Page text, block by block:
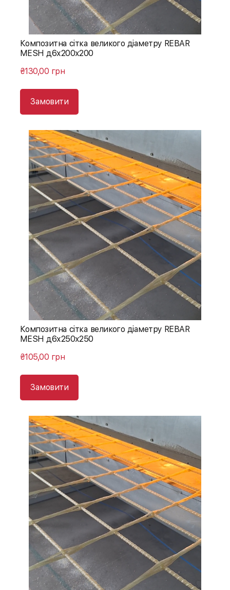
Композитна сітка великого діаметру REBAR
MESH д6х200х200
₴130,00 грн
Замовити
Композитна сітка великого діаметру REBAR
MESH д6х250х250
₴105,00 грн
Замовити